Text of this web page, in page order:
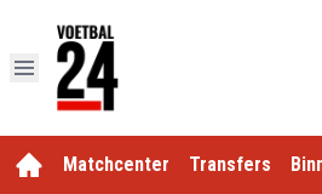
Matchcenter Transfers